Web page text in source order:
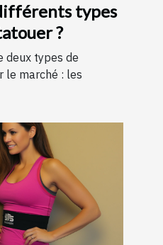
types
?
deux types de
le marché : les